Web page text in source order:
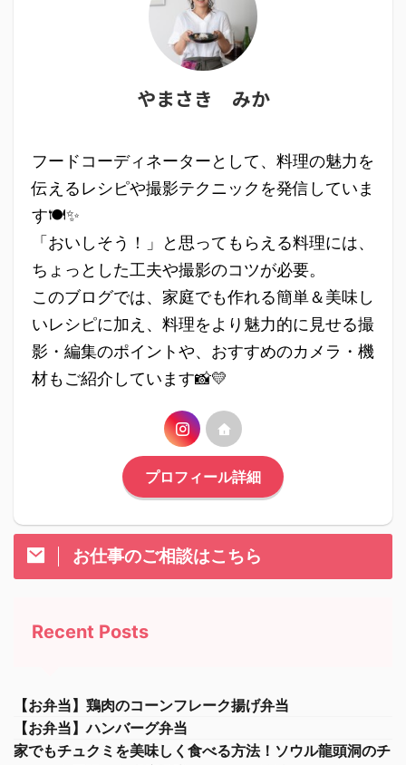
やまさき みか
フードコーディネーターとして、料理の魅力を
伝えるレシピや撮影テクニックを発信していま
す🍽✨
「おいしそう！」と思ってもらえる料理には、
ちょっとした工夫や撮影のコツが必要。
このブログでは、家庭でも作れる簡単＆美味し
いレシピに加え、料理をより魅力的に見せる撮
影・編集のポイントや、おすすめのカメラ・機
材もご紹介しています📸💛
プロフィール詳細
お仕事のご相談はこちら
Recent Posts
【お弁当】鶏肉のコーンフレーク揚げ弁当
【お弁当】ハンバーグ弁当
家でもチュクミを美味しく食べる方法！ソウル龍頭洞のチ